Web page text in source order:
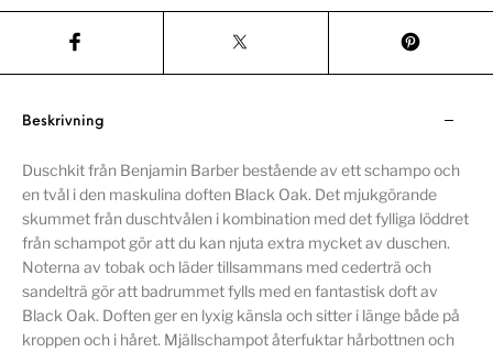
Beskrivning
Duschkit från Benjamin Barber bestående av ett schampo och
en tvål i den maskulina doften Black Oak. Det mjukgörande
skummet från duschtvålen i kombination med det fylliga löddret
från schampot gör att du kan njuta extra mycket av duschen.
Noterna av tobak och läder tillsammans med cederträ och
sandelträ gör att badrummet fylls med en fantastisk doft av
Black Oak. Doften ger en lyxig känsla och sitter i länge både på
kroppen och i håret. Mjällschampot återfuktar hårbottnen och